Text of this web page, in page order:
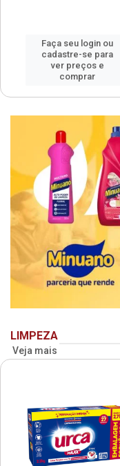
Faça seu login ou
cadastre-se para
ver preços e
comprar
LIMPEZA
Veja mais